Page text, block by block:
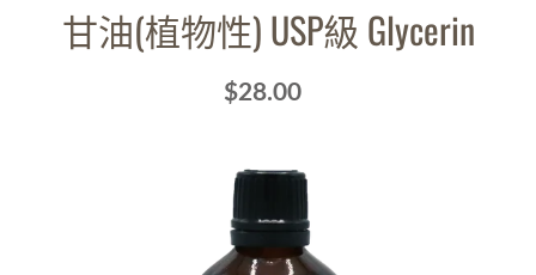
甘油(植物性) USP級 Glycerin
$28.00